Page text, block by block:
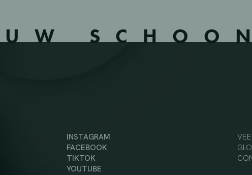
INSTAGRAM
FACEBOOK
TIKTOK
YOUTUBE